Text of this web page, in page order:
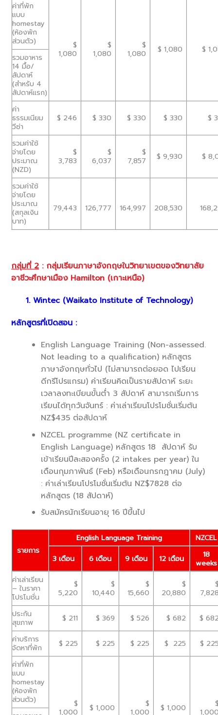
ค่าที่พัก
แบบ
homestay
(ห้องพัก
ส่วนตัว)
$
1,080
$
1,080
$
1,080
$ 1,080 $
รวมอาหาร
14 มื้อ/
สัปดาห์
(สำหรับ 4
สัปดาห์แรก)
ค่า
ธรรมเนียม
วีซ่า
$ 246 $ 330 $ 330 $ 330 $
รวมค่าใช้
จ่ายโดย
ประมาณ
(NZD)
$
3,783
$
6,037
$
7,857
$ 9,930 $
รวมค่าใช้
จ่ายโดย
ประมาณ
(สกุลเงิน
บาท)
79,443 126,777 164,997 208,530
กลุ่มที่2 : กลุ่มเรียนภาษาอังกฤษในวิทยาเขตของวิทยาลัย
อาชีวะศึกษาเมือง Hamilton (เกาะเหนือ)
1. Wintec (Waikato Institute of Technology)
หลักสูตรที่เปิดสอน :
English Language Training (Non-assessed.
Not leading to a qualification) หลักสูตร
ภาษาอังกฤษทั่วไป (ไม่สามารถต่อยอด ไปเรียน
ดีกรีโปรแกรม) ค่าเรียนคิดเป็นรายสัปดาห์ ระยะ
เวลาลงทะเบียนขั้นต่ำ 3 สัปดาห์ สามารถเริ่มการ
เรียนได้ทุกวันจันทร์ : ค่าเล่าเรียนโปรโมชั่นเริ่มต้น
NZ$435 ต่อสัปดาห์
NZCEL programme (NZ certificate in
English Language) หลักสูตร 18 สัปดาห์ รับ
เข้าเรียนปีละสองครั้ง (2 intakes per year) ใน
เดือนกุมภาพันธ์ (Feb) หรือเดือนกรกฎาคม (July)
: ค่าเล่าเรียนโปรโมชั่นเริ่มต้น NZ$7828 ต่อ
หลักสูตร (18 สัปดาห์)
รับสมัครนักเรียนอายุ 16 ปีขึ้นไป
รายการ
English Language Training
NZCEL
3 เดือน
6 เดือน 9 เดือน 12 เดือน
18
weeks
ค่าเล่าเรียน
– ในราคา
โปรโมชั่น
$
5,220
$
10,440
$
15,660
$
20,880
ประกัน
สุขภาพ
$ 211 $ 369 $ 526 $ 682
$
ค่าบริการ
จัดหาที่พัก
$ 225 $ 225 $ 225 $ 225
$
ค่าที่พัก
แบบ
homestay
(ห้องพัก
ส่วนตัว)
$
1,000
$ 1,000
$
1,000
$ 1,000